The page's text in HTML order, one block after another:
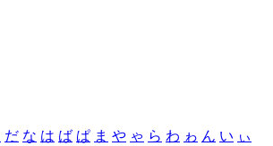
だ な は ば ぱ ま や ゃ ら わ ゎ ん い ぃ